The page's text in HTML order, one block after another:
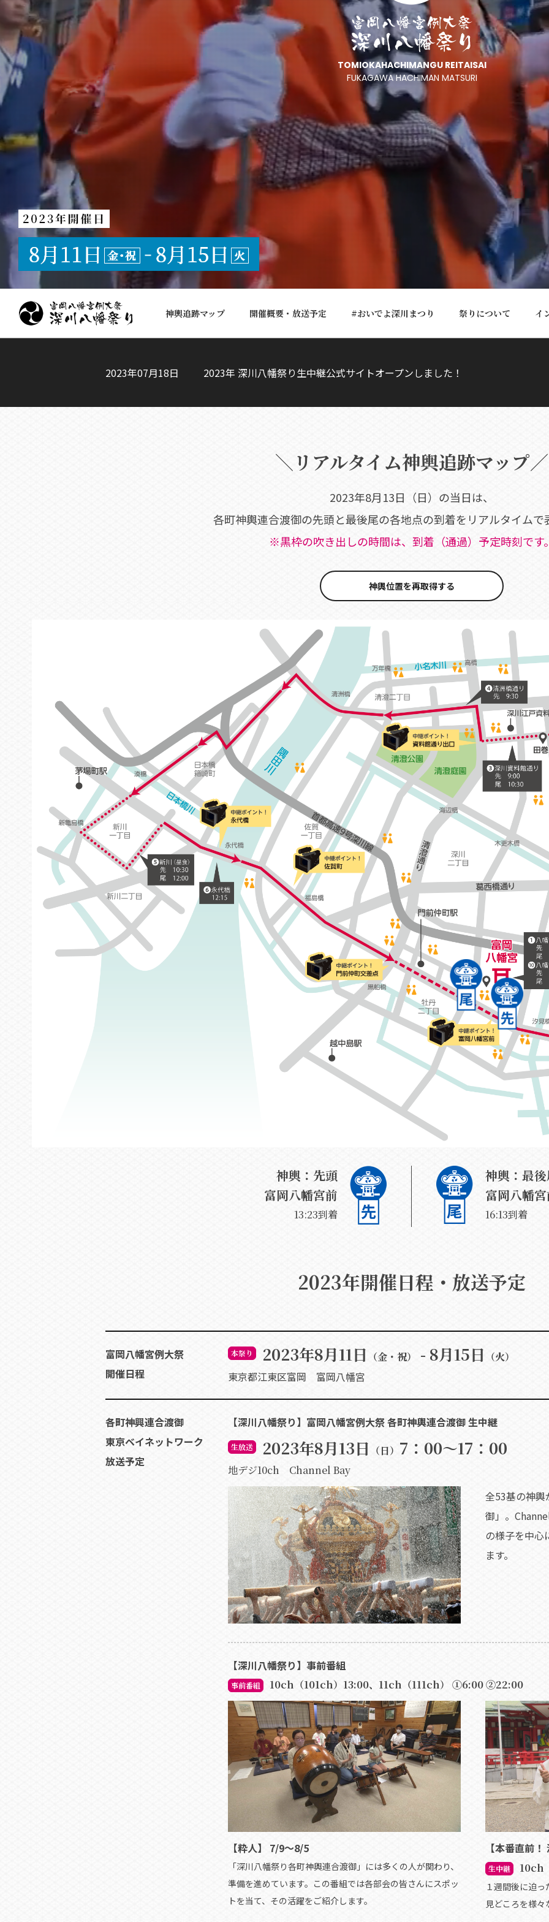
TOMIOKAHACHIMANGU REITAISAI
FUKAGAWA HACHIMAN MATSURI
神輿追跡マップ 開催概要・放送予定 #おいでよ深川まつり 祭りについて イ
2023年07月18日 2023年 深川八幡祭り生中継公式サイトオープンしました！
＼リアルタイム神輿追跡マップ／
2023年8月13日（日）の当日は、
各町神輿連合渡御の先頭と最後尾の各地点の到着をリアルタイムで
※黒枠の吹き出しの時間は、到着（通過）予定時刻です
神輿位置を再取得する
神輿：先頭
富岡八幡宮前
13:23到着
神輿：最
富岡八幡
16:13到着
2023年開催日程・放送予定
富岡八幡宮例大祭
開催日程
本祭り 2023年8月11日 （金・祝） - 8月15日 （火）
東京都江東区富岡 富岡八幡宮
各町神興連合渡御
東京ベイネットワーク
放送予定
【深川八幡祭り】富岡八幡宮例大祭 各町神輿連合渡御 生中継
生放送 2023年8月13日 （日） 7：00～17：00
地デジ10ch Channel Bay
全53基の神
御」。
の様子を中心
ます。
【深川八幡祭り】事前番組
事前番組 10ch（101ch）13:00、11ch（111ch） ①6:00 ②22:00
【粋人】 7/9～8/5
「深川八幡祭り各町神輿連合渡御」には多くの人が関わり、
準備を進めています。この番組では各部会の皆さんにスポッ
トを当て、その活躍をご紹介します。
【本番直前
生中継 10ch
１週間後に迫
見どころを様